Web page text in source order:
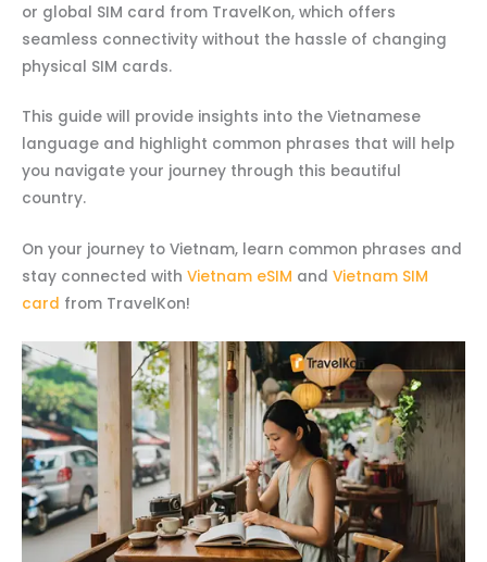
or global SIM card from TravelKon, which offers
seamless connectivity without the hassle of changing
physical SIM cards.
This guide will provide insights into the Vietnamese
language and highlight common phrases that will help
you navigate your journey through this beautiful
country.
On your journey to Vietnam, learn common phrases and
stay connected with Vietnam eSIM and Vietnam SIM
card from TravelKon!